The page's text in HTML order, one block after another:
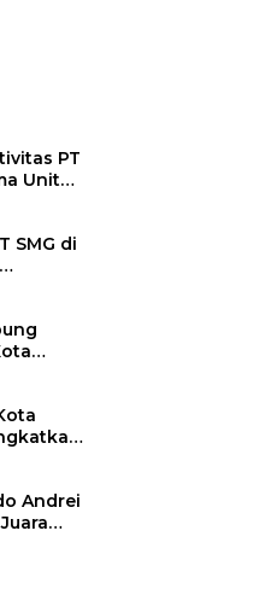
PT
Unit
SMG di
Andrei